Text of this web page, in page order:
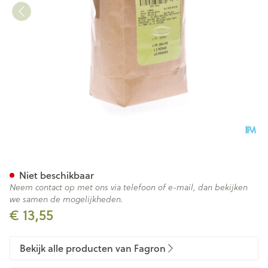
€ 13,55
Niet beschikbaar
Neem contact op met ons via telefoon of e-mail, dan bekijken
we samen de mogelijkheden.
Bekijk alle producten van Fagron